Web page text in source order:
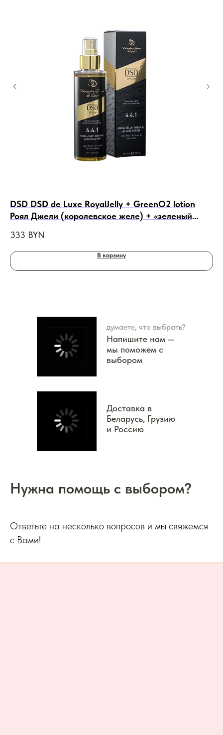
DSD DSD de Luxe RoyalJelly + GreenO2 lotion
Роял Джели (королевское желе) + «зеленый
333 BYN
В корзину
думаете, что выбрать?
Напишите нам —
мы поможем с
выбором
Доставка в
Беларусь, Грузию
и Россию
Нужна помощь с выбором?
Ответьте на несколько вопросов и мы свяжемся
с Вами!